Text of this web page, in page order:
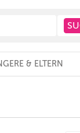
& ELTERN